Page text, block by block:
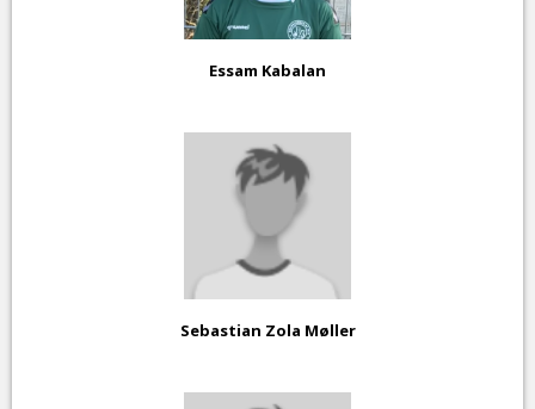
Essam Kabalan
Sebastian Zola Møller